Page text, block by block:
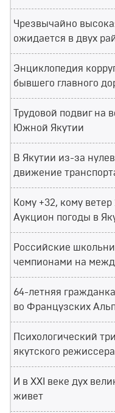
Чрезвычайно
ожидается в двух
Энциклопедия
бывшего главного
Трудовой подвиг на
Южной Якутии
В Якутии из-за
движение
Кому +32, кому
Аукцион погоды в
Российские
чемпионами на
64-летняя
во Французских
Психологический
якутского
И в XXI веке дух
живет